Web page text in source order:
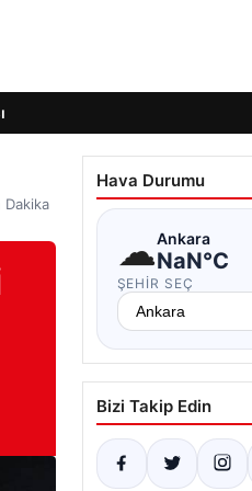
Dakika
Hava Durumu
☁Ankara
NaN°C
ŞEHIR SEÇ
Bizi Takip Edin